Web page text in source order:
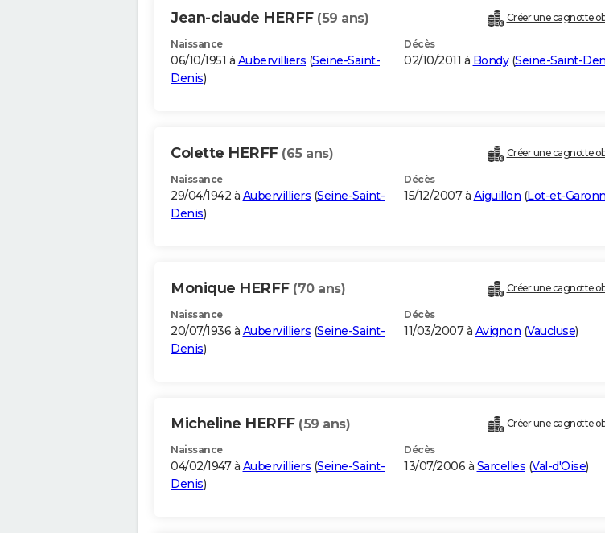
Jean-claude HERFF (59 ans) Créer une cagnotte
Naissance
06/10/1951 à Aubervilliers (Seine-Saint-
Denis)
Décès
02/10/2011 à Bondy(Seine-Saint-
Colette HERFF (65 ans) Créer une cagnotte
Naissance
29/04/1942 à Aubervilliers (Seine-Saint-
Denis)
Décès
15/12/2007 à Aiguillon (Lot-et-
Monique HERFF (70 ans) Créer une cagnotte
Naissance
20/07/1936 à Aubervilliers (Seine-Saint-
Denis)
Décès
11/03/2007 à Avignon (Vaucluse)
Micheline HERFF (59 ans) Créer une cagnotte
Naissance
04/02/1947 à Aubervilliers (Seine-Saint-
Denis)
Décès
13/07/2006 à Sarcelles (Val-d'Oise)